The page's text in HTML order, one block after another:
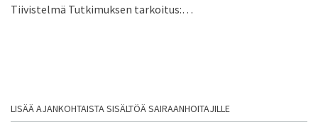
Tiivistelmä Tutkimuksen tarkoitus:…
LISÄÄ AJANKOHTAISTA SISÄLTÖÄ SAIRAANHOITAJILLE